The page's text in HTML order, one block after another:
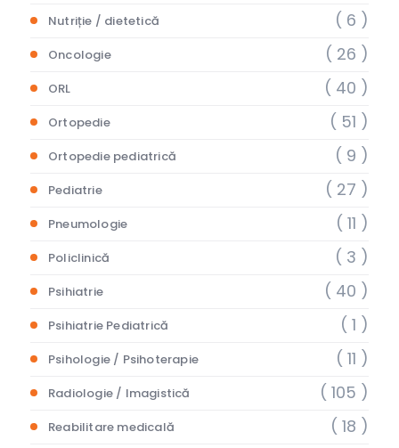
Nutriție / dietetică ( 6 )
Oncologie ( 26 )
ORL ( 40 )
Ortopedie ( 51 )
Ortopedie pediatrică ( 9 )
Pediatrie ( 27 )
Pneumologie ( 11 )
Policlinică ( 3 )
Psihiatrie ( 40 )
Psihiatrie Pediatrică ( 1 )
Psihologie / Psihoterapie ( 11 )
Radiologie / Imagistică ( 105 )
Reabilitare medicală ( 18 )